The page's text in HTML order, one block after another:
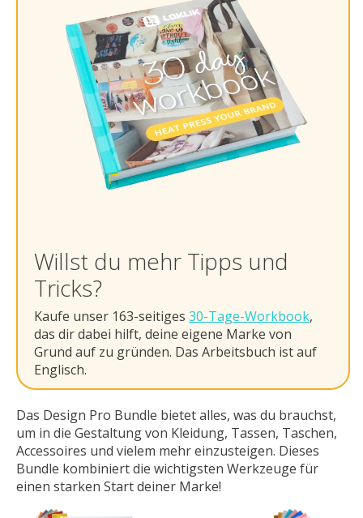
Willst du mehr Tipps und
Tricks?
Kaufe unser 163-seitiges 30-Tage-Workbook,
das dir dabei hilft, deine eigene Marke von
Grund auf zu gründen. Das Arbeitsbuch ist auf
Englisch.
Das Design Pro Bundle bietet alles, was du brauchst,
um in die Gestaltung von Kleidung, Tassen, Taschen,
Accessoires und vielem mehr einzusteigen. Dieses
Bundle kombiniert die wichtigsten Werkzeuge für
einen starken Start deiner Marke!